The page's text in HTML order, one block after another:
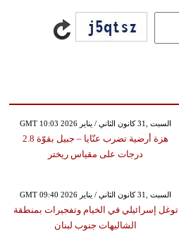
GMT 10:03 2026 السبت ,31 كانون الثاني / يناير
هزة أرضية تضرب عنّايا – جبيل بقوّة 2.8
درجات على مقياس ريختر
GMT 09:40 2026 السبت ,31 كانون الثاني / يناير
توغل إسرائيلي في الخيام وتفجيرات بمنطقة
الشاليهات جنوب لبنان